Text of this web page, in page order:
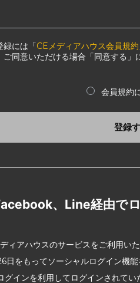
録には「CEメディアハウス会員規約
ご同意いただける場合「同意する」
会員規約
登録
、Line経由で
ィアハウスのサービスをご利用い
日をもってソーシャルログイン機能
グインを利用してログインされて